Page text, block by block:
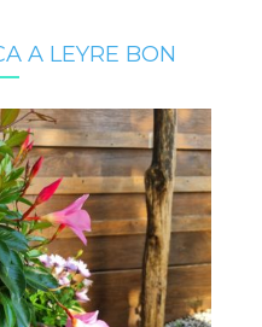
A LEYRE BON